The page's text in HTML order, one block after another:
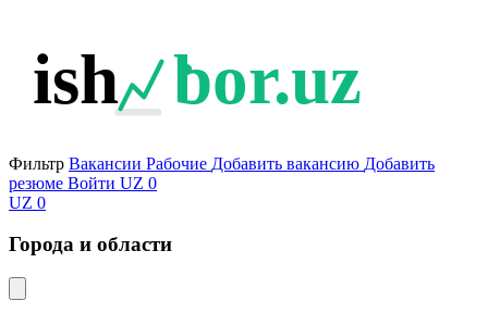
ish bor.uz
Фильтр Вакансии Рабочие Добавить вакансию Добавить
резюме Войти UZ 0
UZ 0
Города и области